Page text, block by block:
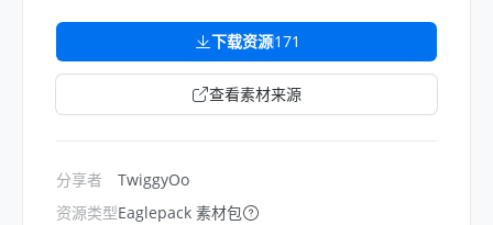
下载资源171
查看素材来源
分享者
资源类型
TwiggyOo
Eaglepack 素材包